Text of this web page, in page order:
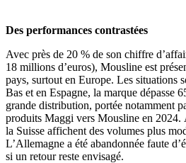
Des performances contrastées
Avec près de 20 % de son chiffre
18 millions d’euros), Mousline est
pays, surtout en Europe. Les situations
Bas et en Espagne, la marque dépasse
grande distribution, portée notamment
produits Maggi vers Mousline en 2024.
la Suisse affichent des volumes plus
L’Allemagne a été abandonnée faute
si un retour reste envisagé.